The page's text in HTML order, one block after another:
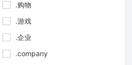
.购物
.游戏
.企业
.company